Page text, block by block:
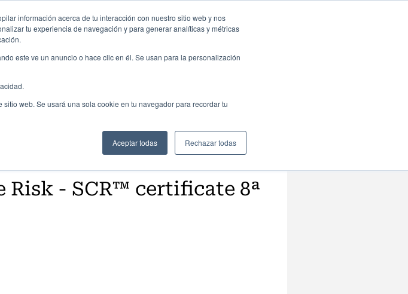
información acerca de tu interacción con nuestro sitio web y nos
tu experiencia de navegación y para generar analíticas y métricas
este ve un anuncio o hace clic en él. Se usan para la personalización
web. Se usará una sola cookie en tu navegador para recordar tu
Aceptar todas Rechazar todas
- SCR™ certificate 8ª